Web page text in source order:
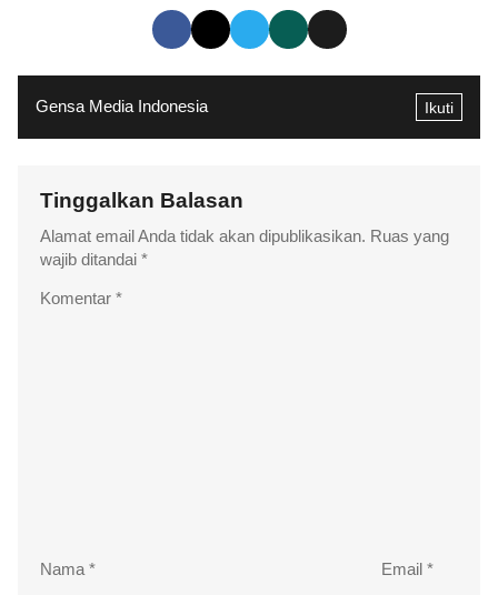
Gensa Media Indonesia Ikuti
Tinggalkan Balasan
Alamat email Anda tidak akan dipublikasikan. Ruas yang
wajib ditandai *
Komentar *
Nama * Email *